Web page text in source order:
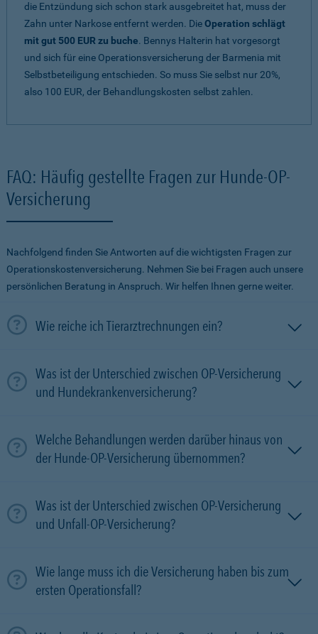
die Entzündung sich schon stark ausgebreitet hat, muss der
Zahn unter Narkose entfernt werden. DieOperation schlägt
mit gut 500 EUR zu buche. Bennys Halterin hat vorgesorgt
und sich für eine Operationsversicherung der Barmenia mit
Selbstbeteiligung entschieden. So muss Sie selbst nur 20%,
also 100 EUR, der Behandlungskosten selbst zahlen.
FAQ: Häufig gestellte Fragen zur Hunde-OP-
Versicherung
Nachfolgend finden Sie Antworten auf die wichtigsten Fragen zur
Operationskostenversicherung. Nehmen Sie bei Fragen auch unsere
persönlichen Beratung in Anspruch. Wir helfen Ihnen gerne weiter.
Wie reiche ich Tierarztrechnungen ein?
Was ist der Unterschied zwischen OP-Versicherung
und Hundekrankenversicherung?
Welche Behandlungen werden darüber hinaus von
der Hunde-OP-Versicherung übernommen?
Was ist der Unterschied zwischen OP-Versicherung
und Unfall-OP-Versicherung?
Wie lange muss ich die Versicherung haben bis zum
ersten Operationsfall?